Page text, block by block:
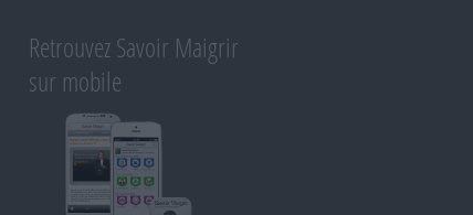
Retrouvez Savoir Maigrir
sur mobile